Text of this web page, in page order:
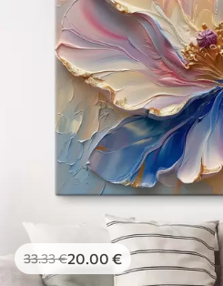
33.33€20.00 €